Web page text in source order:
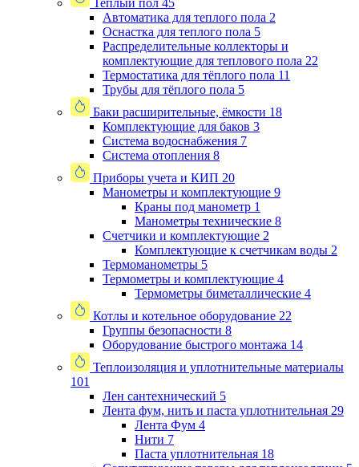
Теплый пол 45
Автоматика для теплого пола 2
Оснастка для теплого пола 5
Распределительные коллекторы и
комплектующие для теплового пола 22
Термостатика для тёплого пола 11
Трубы для тёплого пола 5
Баки расширительные, ёмкости 18
Комплектующие для баков 3
Система водоснабжения 7
Система отопления 8
Приборы учета и КИП 20
Манометры и комплектующие 9
Краны под манометр 1
Манометры технические 8
Счетчики и комплектующие 2
Комплектующие к счетчикам воды 2
Термоманометры 5
Термометры и комплектующие 4
Термометры биметаллические 4
Котлы и котельное оборудование 22
Группы безопасности 8
Оборудование быстрого монтажа 14
Теплоизоляция и уплотнительные материалы
101
Лен сантехнический 5
Лента фум, нить и паста уплотнительная 29
Лента Фум 4
Нити 7
Паста уплотнительная 18